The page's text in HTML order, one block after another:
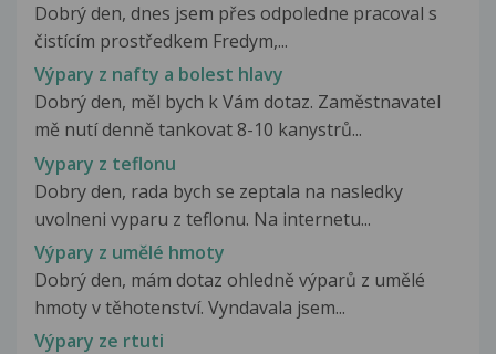
Dobrý den, dnes jsem přes odpoledne pracoval s
čistícím prostředkem Fredym,...
Výpary z nafty a bolest hlavy
Dobrý den, měl bych k Vám dotaz. Zaměstnavatel
mě nutí denně tankovat 8-10 kanystrů...
Vypary z teflonu
Dobry den, rada bych se zeptala na nasledky
uvolneni vyparu z teflonu. Na internetu...
Výpary z umělé hmoty
Dobrý den, mám dotaz ohledně výparů z umělé
hmoty v těhotenství. Vyndavala jsem...
Výpary ze rtuti